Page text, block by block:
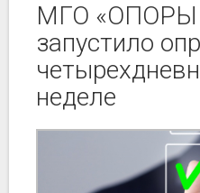
МГО
запустило
неделе